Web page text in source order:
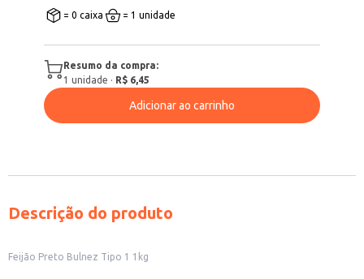
= 0 caixa = 1 unidade
Resumo da compra:
1 unidade · R$ 6,45
Adicionar ao carrinho
Descrição do produto
Feijão Preto Bulnez Tipo 1 1kg